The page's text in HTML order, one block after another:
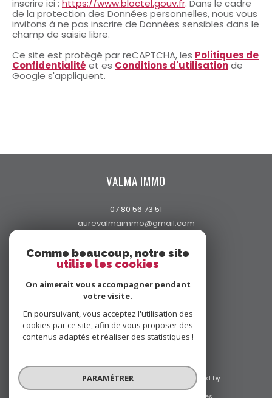
inscrire ici : https://www.bloctel.gouv.fr. Dans le cadre
de la protection des Données personnelles, nous vous
invitons à ne pas inscrire de Données sensibles dans le
champ de saisie libre.
Ce site est protégé par reCAPTCHA, les Politiques de
Confidentialité et es Conditions d'utilisationde
Google s'appliquent.
VALMA IMMO
07 80 56 73 51
aurevalmaimmo@gmail.com
06450 saint-martin-vésubie
ADHÉRENTS
© 2026 | Tous droits réservés | Traduction powered by
Google |
Comme beaucoup, notre site
utilise les cookies
On aimerait vous accompagner pendant
votre visite.
En poursuivant, vous acceptez l'utilisation des
cookies par ce site, afin de vous proposer des
contenus adaptés et réaliser des statistiques !
PARAMÉTRER